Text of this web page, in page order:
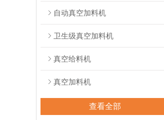
自动真空加料机
卫生级真空加料机
真空给料机
真空加料机
查看全部